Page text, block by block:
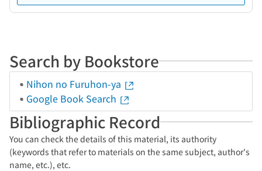
Search by Bookstore
Nihon no Furuhon-ya
Google Book Search
Bibliographic Record
You can check the details of this material, its authority
(keywords that refer to materials on the same subject, author's
name, etc.), etc.